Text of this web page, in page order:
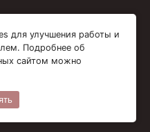
Cookie-файлы
соблюдены. Сделано в
для улучшения работы и
Подробнее об
сайтом можно